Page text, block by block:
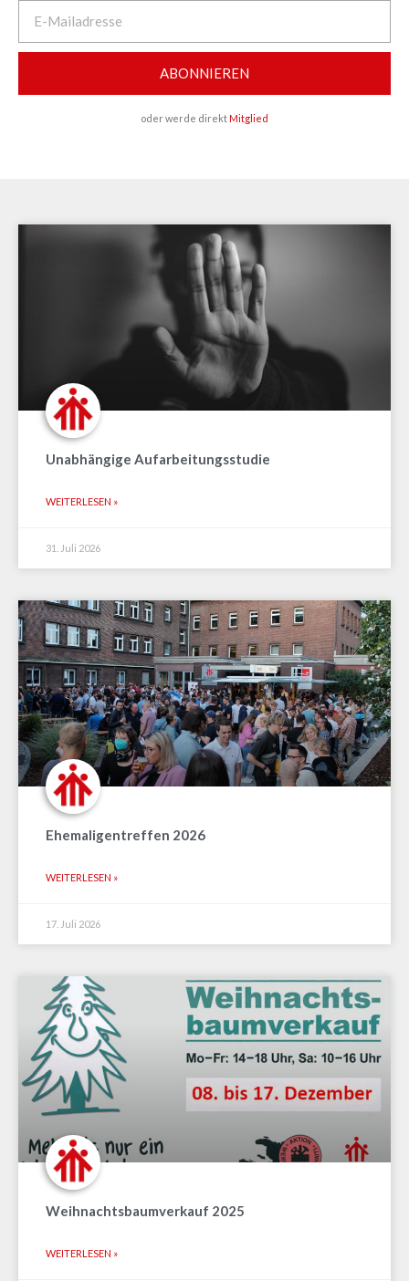
ABONNIEREN
oder werde direktMitglied
Unabhängige Aufarbeitungsstudie
WEITERLESEN »
31. Juli 2026
Ehemaligentreffen 2026
WEITERLESEN »
17. Juli 2026
Weihnachtsbaumverkauf 2025
WEITERLESEN »